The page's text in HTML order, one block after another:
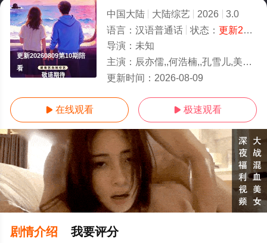
更新20260809第10期陪
看
中国大陆 大陆综艺 2026
3.0
语言： 汉语普通话 状态： 更新20260809第10期陪看
导演： 未知
主演： 辰亦儒,,何浩楠,,孔雪儿,美娜,王一珩,张馨予
更新时间： 2026-08-09
 在线观看  极速观看
剧情介绍 我要评分